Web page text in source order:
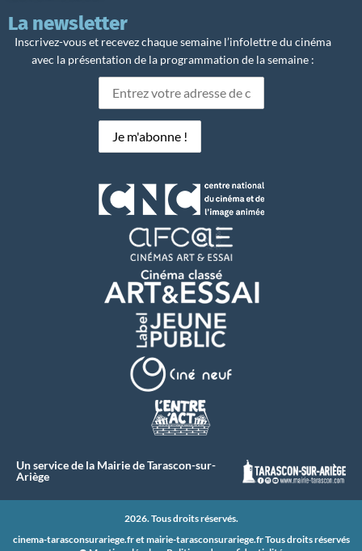
La newsletter
Inscrivez-vous et recevez chaque semaine l’infolettre du cinéma
avec la présentation de la programmation de la semaine :
Un service de la Mairie de Tarascon-sur-
Ariège
2026. Tous droits réservés.
cinema-tarasconsurariege.fr etmairie-tarasconsurariege.frTous droits réservés